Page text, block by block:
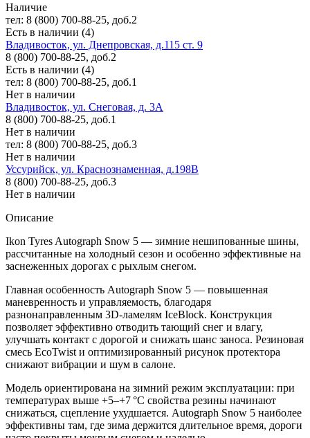
Наличие
тел: 8 (800) 700-88-25, доб.2
Есть в наличии (4)
Владивосток, ул. Днепровская, д.115 ст. 9
8 (800) 700-88-25, доб.2
Есть в наличии (4)
тел: 8 (800) 700-88-25, доб.1
Нет в наличии
Владивосток, ул. Снеговая, д. 3А
8 (800) 700-88-25, доб.1
Нет в наличии
тел: 8 (800) 700-88-25, доб.3
Нет в наличии
Уссурийск, ул. Краснознаменная, д.198В
8 (800) 700-88-25, доб.3
Нет в наличии
Описание
Ikon Tyres Autograph Snow 5 — зимние нешипованные шины,
рассчитанные на холодный сезон и особенно эффективные на
заснеженных дорогах с рыхлым снегом.
Главная особенность Autograph Snow 5 — повышенная
маневренность и управляемость, благодаря
разнонаправленным 3D-ламелям IceBlock. Конструкция
позволяет эффективно отводить тающий снег и влагу,
улучшать контакт с дорогой и снижать шанс заноса. Резиновая
смесь EcoTwist и оптимизированный рисунок протектора
снижают вибрации и шум в салоне.
Модель ориентирована на зимний режим эксплуатации: при
температурах выше +5–+7 °C свойства резины начинают
снижаться, сцепление ухудшается. Autograph Snow 5 наиболее
эффективны там, где зима держится длительное время, дороги